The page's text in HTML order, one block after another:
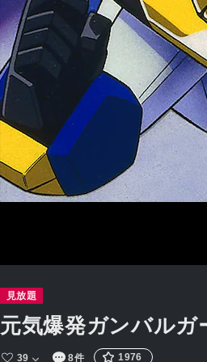
見放題
元気爆発ガンバルガ
39 8件 1976